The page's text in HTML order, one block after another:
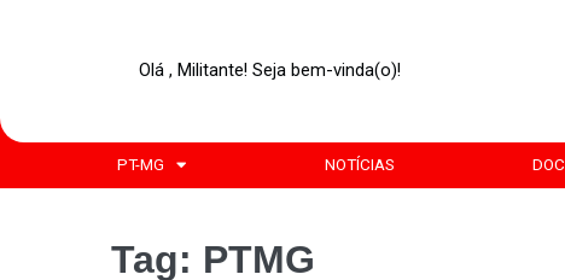
Olá , Militante! Seja bem-vinda(o)!
PT-MG NOTÍCIAS
Tag: PTMG